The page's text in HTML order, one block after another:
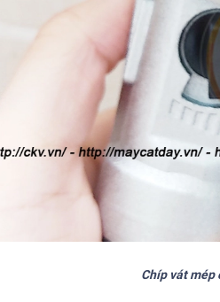
Chíp vát mép